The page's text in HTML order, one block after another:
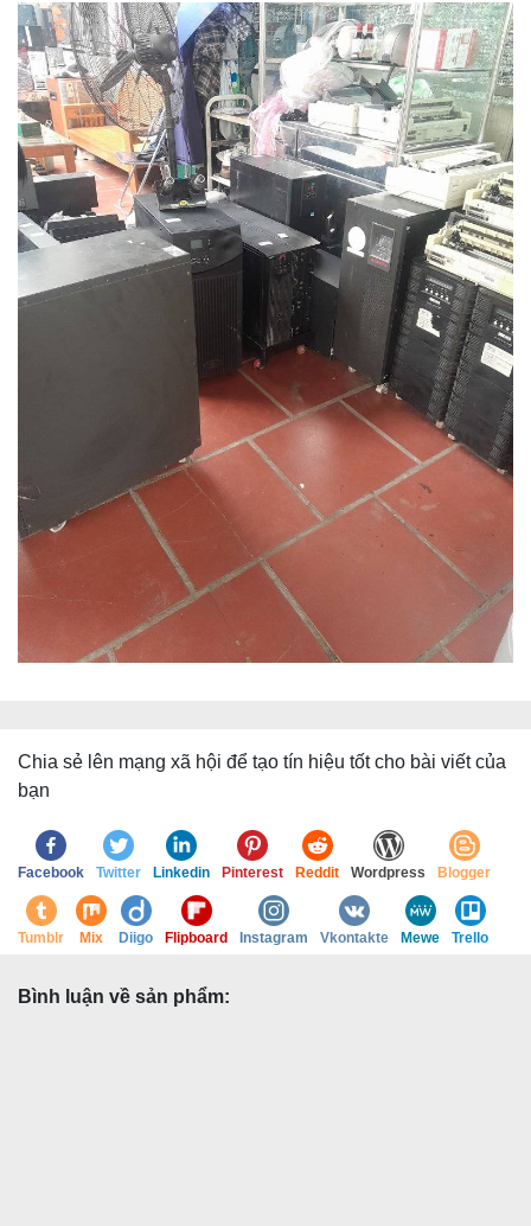
Chia sẻ lên mạng xã hội để tạo tín hiệu tốt cho bài viết của
bạn
Facebook Twitter Linkedin Pinterest Reddit Wordpress Blogger
Tumblr Mix Diigo Flipboard Instagram Vkontakte Mewe Trello
Bình luận về sản phẩm: